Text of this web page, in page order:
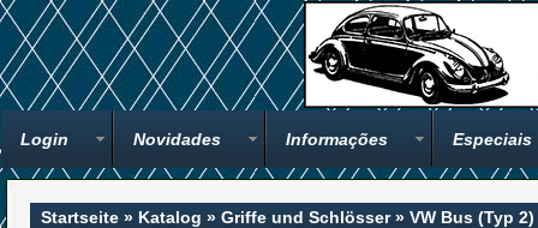
Login Novidades Informações Especiais
Startseite » Katalog » Griffe und Schlösser» VW Bus (Typ 2)